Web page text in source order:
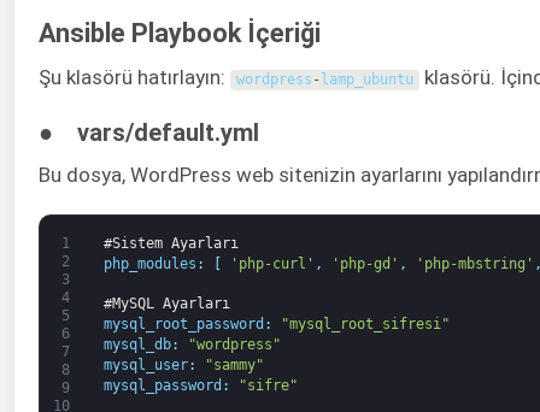
Ansible Playbook İçeriği
Şu klasörü hatırlayın: wordpress - lamp_ubuntu klasörü.
● vars/default.yml
Bu dosya, WordPress web sitenizin ayarlarını
1
2
3
4
5
6
7
8
9
10
#Sistem Ayarları
php_modules : [ 'php-curl' , 'php-gd' , 'php-mbstring'
#MySQL Ayarları
mysql_root_password :
"mysql_root_sifresi"
mysql_db:
"wordpress"
mysql_user:
"sammy"
mysql_password : "sifre"